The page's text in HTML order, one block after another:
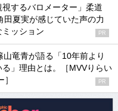
視するバロメーター」柔道
夏実が感じていた声の力
ミッション
PR
竜青が語る「10年前より
」理由とは。［MVVりらい
PR